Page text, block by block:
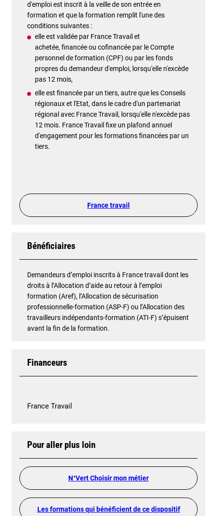
d'emploi est inscrit à la veille de son entrée en
formation et que la formation remplit l'une des
conditions suivantes :
elle est validée par France Travail et
achetée, financée ou cofinancée par le Compte
personnel de formation (CPF) ou par les fonds
propres du demandeur d'emploi, lorsqu'elle n'excède
pas 12 mois,
elle est financée par un tiers, autre que les Conseils
régionaux et l'Etat, dans le cadre d'un partenariat
régional avec France Travail, lorsqu'elle n'excède pas
12 mois. France Travail fixe un plafond annuel
d'engagement pour les formations financées par un
tiers.
France travail
Bénéficiaires
Demandeurs d’emploi inscrits à France travail dont les
droits à l’Allocation d’aide au retour à l’emploi
formation (Aref), l’Allocation de sécurisation
professionnelle-formation (ASP-F) ou l’Allocation des
travailleurs indépendants-formation (ATI-F) s’épuisent
avant la fin de la formation.
Financeurs
France Travail
Pour aller plus loin
N°Vert Choisir mon métier
Les formations qui bénéficient de ce dispositif